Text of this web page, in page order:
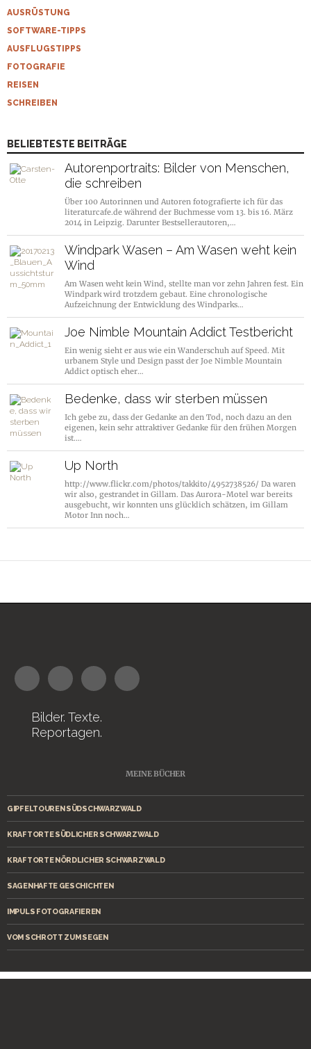
AUSRÜSTUNG
SOFTWARE-TIPPS
AUSFLUGSTIPPS
FOTOGRAFIE
REISEN
SCHREIBEN
BELIEBTESTE BEITRÄGE
Autorenportraits: Bilder von Menschen,
die schreiben
Über 100 Autorinnen und Autoren fotografierte ich für das
literaturcafe.de während der Buchmesse vom 13. bis 16. März
2014 in Leipzig. Darunter Bestsellerautoren,…
Windpark Wasen – Am Wasen weht kein
Wind
Am Wasen weht kein Wind, stellte man vor zehn Jahren fest. Ein
Windpark wird trotzdem gebaut. Eine chronologische
Aufzeichnung der Entwicklung des Windparks…
Joe Nimble Mountain Addict Testbericht
Ein wenig sieht er aus wie ein Wanderschuh auf Speed. Mit
urbanem Style und Design passt der Joe Nimble Mountain
Addict optisch eher…
Bedenke, dass wir sterben müssen
Ich gebe zu, dass der Gedanke an den Tod, noch dazu an den
eigenen, kein sehr attraktiver Gedanke für den frühen Morgen
ist.…
Up North
http://www.flickr.com/photos/takkito/4952738526/ Da waren
wir also, gestrandet in Gillam. Das Aurora-Motel war bereits
ausgebucht, wir konnten uns glücklich schätzen, im Gillam
Motor Inn noch…
Bilder. Texte.
Reportagen.
MEINE BÜCHER
GIPFELTOUREN SÜDSCHWARZWALD
KRAFTORTE SÜDLICHER SCHWARZWALD
KRAFTORTE NÖRDLICHER SCHWARZWALD
SAGENHAFTE GESCHICHTEN
IMPULS FOTOGRAFIEREN
VOM SCHROTT ZUM SEGEN